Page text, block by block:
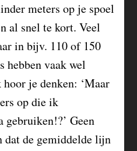
meters op je spoel
al snel te kort. Veel
in bijv. 110 of 150
hebben vaak wel
je denken: ‘Maar
op die ik
Geen
dat de gemiddelde lijn